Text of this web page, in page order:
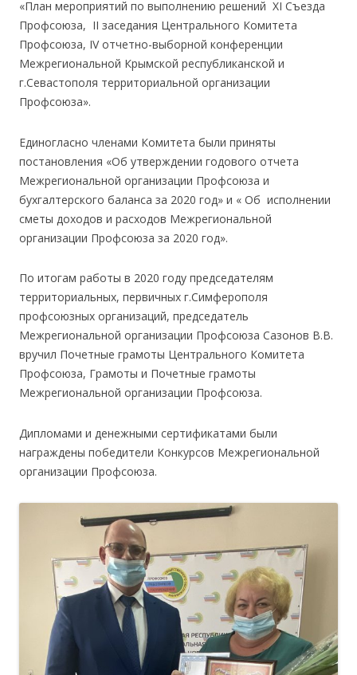
«План мероприятий по выполнению решений XI Съезда
Профсоюза, II заседания Центрального Комитета
Профсоюза, IV отчетно-выборной конференции
Межрегиональной Крымской республиканской и
г.Севастополя территориальной организации
Профсоюза».
Единогласно членами Комитета были приняты
постановления «Об утверждении годового отчета
Межрегиональной организации Профсоюза и
бухгалтерского баланса за 2020 год» и « Об исполнении
сметы доходов и расходов Межрегиональной
организации Профсоюза за 2020 год».
По итогам работы в 2020 году председателям
территориальных, первичных г.Симферополя
профсоюзных организаций, председатель
Межрегиональной организации Профсоюза Сазонов В.В.
вручил Почетные грамоты Центрального Комитета
Профсоюза, Грамоты и Почетные грамоты
Межрегиональной организации Профсоюза.
Дипломами и денежными сертификатами были
награждены победители Конкурсов Межрегиональной
организации Профсоюза.